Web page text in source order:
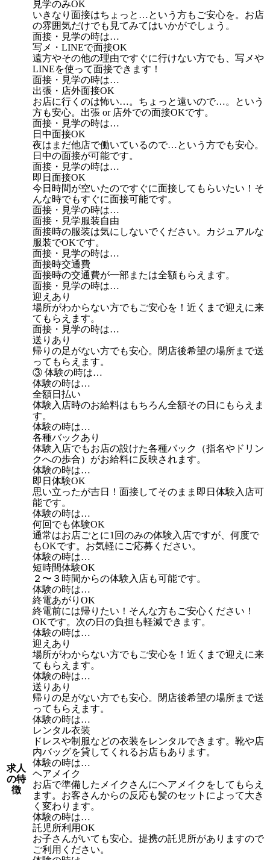
求人
の特
徴
見学のみOK
いきなり面接はちょっと…という方もご安心を。お店
の雰囲気だけでも見てみてはいかがでしょう。
面接・見学の時は…
写メ・LINEで面接OK
遠方やその他の理由ですぐに行けない方でも、写メや
LINEを使って面接できます！
面接・見学の時は…
出張・店外面接OK
お店に行くのは怖い…。ちょっと遠いので…。という
方も安心。出張 or 店外での面接OKです。
面接・見学の時は…
日中面接OK
夜はまだ他店で働いているので…という方でも安心。
日中の面接が可能です。
面接・見学の時は…
即日面接OK
今日時間が空いたのですぐに面接してもらいたい！そ
んな時でもすぐに面接可能です。
面接・見学の時は…
面接・見学服装自由
面接時の服装は気にしないでください。カジュアルな
服装でOKです。
面接・見学の時は…
面接時交通費
面接時の交通費が一部または全額もらえます。
面接・見学の時は…
迎えあり
場所がわからない方でもご安心を！近くまで迎えに来
てもらえます。
面接・見学の時は…
送りあり
帰りの足がない方でも安心。閉店後希望の場所まで送
ってもらえます。
③ 体験の時は…
体験の時は…
全額日払い
体験入店時のお給料はもちろん全額その日にもらえま
す。
体験の時は…
各種バックあり
体験入店でもお店の設けた各種バック（指名やドリン
クへの歩合）がお給料に反映されます。
体験の時は…
即日体験OK
思い立ったが吉日！面接してそのまま即日体験入店可
能です。
体験の時は…
何回でも体験OK
通常はお店ごとに1回のみの体験入店ですが、何度で
もOKです。お気軽にご応募ください。
体験の時は…
短時間体験OK
２〜３時間からの体験入店も可能です。
体験の時は…
終電あがりOK
終電前には帰りたい！そんな方もご安心ください！
OKです。次の日の負担も軽減できます。
体験の時は…
迎えあり
場所がわからない方でもご安心を！近くまで迎えに来
てもらえます。
体験の時は…
送りあり
帰りの足がない方でも安心。閉店後希望の場所まで送
ってもらえます。
体験の時は…
レンタル衣装
ドレスや制服などの衣装をレンタルできます。靴や店
内バッグを貸してくれるお店もあります。
体験の時は…
ヘアメイク
お店で準備したメイクさんにヘアメイクをしてもらえ
ます。お客さんからの反応も髪のセットによって大き
く変わります。
体験の時は…
託児所利用OK
お子さんがいても安心。提携の託児所がありますので
ご利用ください。